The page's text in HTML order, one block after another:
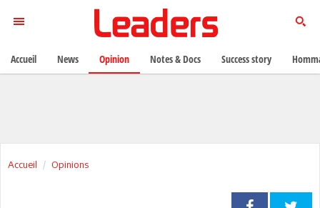
Accueil Opinions
Accueil News Opinion Notes & Docs Success story